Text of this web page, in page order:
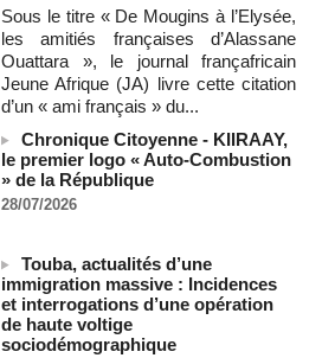
un missile balistique en direction de
sud-coréenne
presse du 6 août 2026 (IA)
de la presse quotidienne du 6 août
tuées dans une fusillade de
visé un deuxième pétrolier
Sous le titre « De Mougins à l’Elysée,
les amitiés françaises d’Alassane
Ouattara », le journal françafricain
Jeune Afrique (JA) livre cette citation
d’un « ami français » du...
Chronique Citoyenne - KIIRAAY,
le premier logo « Auto-Combustion
» de la République
28/07/2026
Touba, actualités d’une
immigration massive : Incidences
et interrogations d’une opération
de haute voltige
sociodémographique